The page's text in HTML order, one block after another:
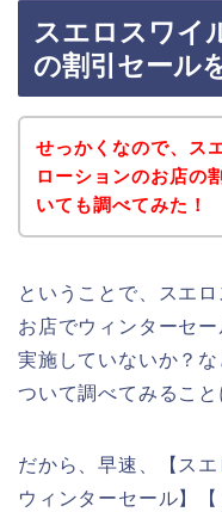
スエロスワイ
の割引セール
せっかくなので、ス
ローションのお店の
いても調べてみた！
ということで、スエ
お店でウィンターセ
実施していないか？
ついて調べてみること
だから、早速、【ス
ウィンターセール】